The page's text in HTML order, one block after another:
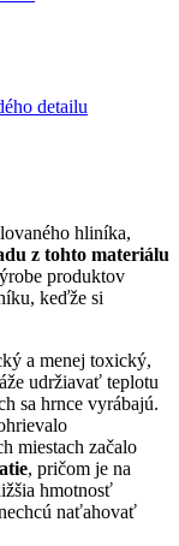
detailu
hliníka,
z tohto materiálu
produktov
keďže si
a menej toxický,
udržiavať teplotu
sa hrnce vyrábajú.
miestach začalo
, pričom je na
hmotnosť
naťahovať